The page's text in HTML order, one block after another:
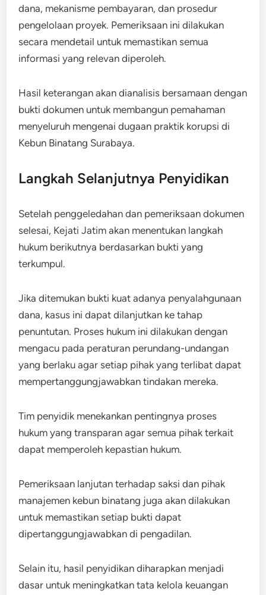
dana, mekanisme pembayaran, dan prosedur
pengelolaan proyek. Pemeriksaan ini dilakukan
secara mendetail untuk memastikan semua
informasi yang relevan diperoleh.
Hasil keterangan akan dianalisis bersamaan dengan
bukti dokumen untuk membangun pemahaman
menyeluruh mengenai dugaan praktik korupsi di
Kebun Binatang Surabaya.
Langkah Selanjutnya Penyidikan
Setelah penggeledahan dan pemeriksaan dokumen
selesai, Kejati Jatim akan menentukan langkah
hukum berikutnya berdasarkan bukti yang
terkumpul.
Jika ditemukan bukti kuat adanya penyalahgunaan
dana, kasus ini dapat dilanjutkan ke tahap
penuntutan. Proses hukum ini dilakukan dengan
mengacu pada peraturan perundang-undangan
yang berlaku agar setiap pihak yang terlibat dapat
mempertanggungjawabkan tindakan mereka.
Tim penyidik menekankan pentingnya proses
hukum yang transparan agar semua pihak terkait
dapat memperoleh kepastian hukum.
Pemeriksaan lanjutan terhadap saksi dan pihak
manajemen kebun binatang juga akan dilakukan
untuk memastikan setiap bukti dapat
dipertanggungjawabkan di pengadilan.
Selain itu, hasil penyidikan diharapkan menjadi
dasar untuk meningkatkan tata kelola keuangan